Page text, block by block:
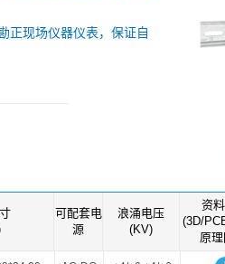
正现场仪器仪表，保证自
可配套电
源
浪涌电压
(KV)
资
(3D/
原